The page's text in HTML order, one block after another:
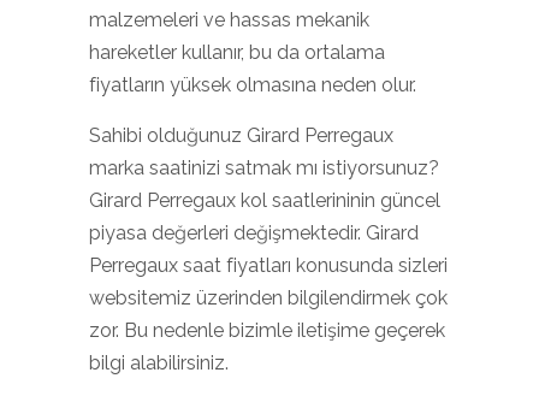
malzemeleri ve hassas mekanik
hareketler kullanır, bu da ortalama
fiyatların yüksek olmasına neden olur.
Sahibi olduğunuz Girard Perregaux
marka saatinizi satmak mı istiyorsunuz?
Girard Perregaux kol saatlerininin güncel
piyasa değerleri değişmektedir. Girard
Perregaux saat fiyatları konusunda sizleri
websitemiz üzerinden bilgilendirmek çok
zor. Bu nedenle bizimle iletişime geçerek
bilgi alabilirsiniz.